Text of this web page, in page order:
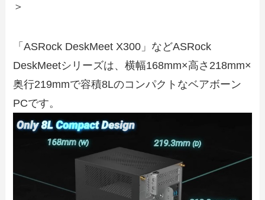
＞
「ASRock DeskMeet X300」などASRock
DeskMeetシリーズは、横幅168mm×高さ218mm×
奥行219mmで容積8Lのコンパクトなベアボーン
PCです。